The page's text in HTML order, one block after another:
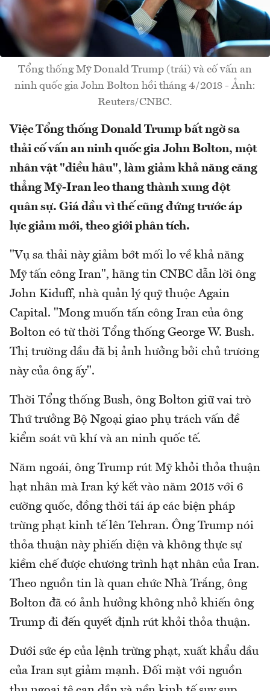
Tổng thống Mỹ Donald Trump (trái) và cố vấn an
ninh quốc gia John Bolton hồi tháng 4/2018 - Ảnh:
Reuters/CNBC.
Việc Tổng thống Donald Trump bất ngờ sa
thải cố vấn an ninh quốc gia John Bolton, một
nhân vật "diều hâu", làm giảm khả năng căng
thẳng Mỹ-Iran leo thang thành xung đột
quân sự. Giá dầu vì thế cũng đứng trước áp
lực giảm mới, theo giới phân tích.
"Vụ sa thải này giảm bớt mối lo về khả năng
Mỹ tấn công Iran", hãng tin CNBC dẫn lời ông
John Kiduff, nhà quản lý quỹ thuộc Again
Capital. "Mong muốn tấn công Iran của ông
Bolton có từ thời Tổng thống George W. Bush.
Thị trường dầu đã bị ảnh hưởng bởi chủ trương
này của ông ấy".
Thời Tổng thống Bush, ông Bolton giữ vai trò
Thứ trưởng Bộ Ngoại giao phụ trách vấn đề
kiểm soát vũ khí và an ninh quốc tế.
Năm ngoái, ông Trump rút Mỹ khỏi thỏa thuận
hạt nhân mà Iran ký kết vào năm 2015 với 6
cường quốc, đồng thời tái áp các biện pháp
trừng phạt kinh tế lên Tehran. Ông Trump nói
thỏa thuận này phiến diện và không thực sự
kiềm chế được chương trình hạt nhân của Iran.
Theo nguồn tin là quan chức Nhà Trắng, ông
Bolton đã có ảnh hưởng không nhỏ khiến ông
Trump đi đến quyết định rút khỏi thỏa thuận.
Dưới sức ép của lệnh trừng phạt, xuất khẩu dầu
của Iran sụt giảm mạnh. Đối mặt với nguồn